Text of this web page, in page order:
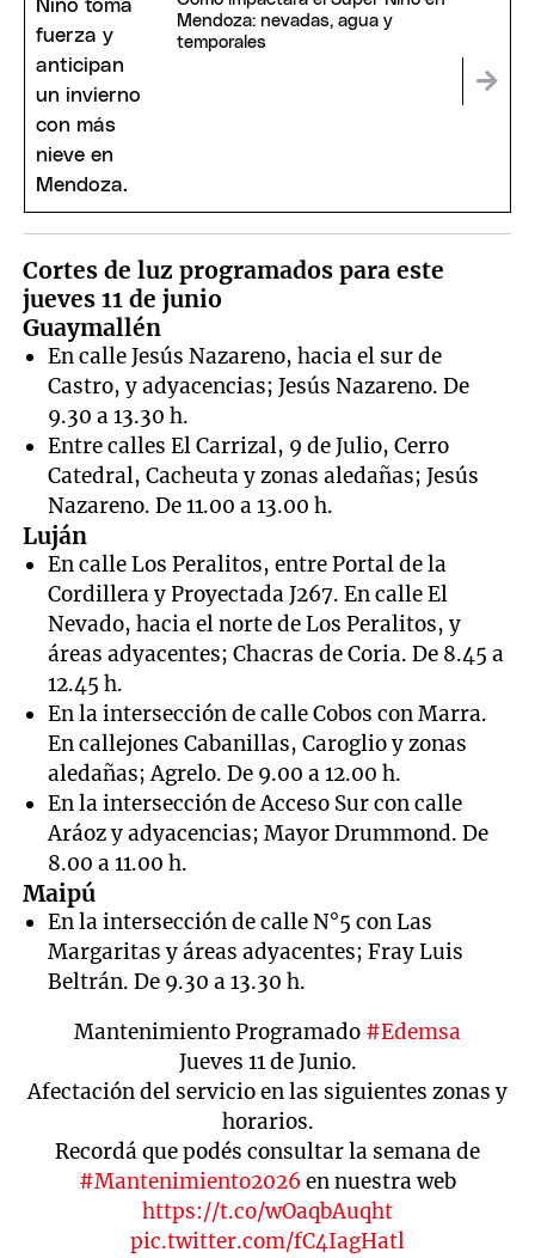
Mendoza: nevadas, agua y
temporales
Cortes de luz programados para este
jueves 11 de junio
Guaymallén
En calle Jesús Nazareno, hacia el sur de
Castro, y adyacencias; Jesús Nazareno. De
9.30 a 13.30 h.
Entre calles El Carrizal, 9 de Julio, Cerro
Catedral, Cacheuta y zonas aledañas; Jesús
Nazareno. De 11.00 a 13.00 h.
Luján
En calle Los Peralitos, entre Portal de la
Cordillera y Proyectada J267. En calle El
Nevado, hacia el norte de Los Peralitos, y
áreas adyacentes; Chacras de Coria. De 8.45 a
12.45 h.
En la intersección de calle Cobos con Marra.
En callejones Cabanillas, Caroglio y zonas
aledañas; Agrelo. De 9.00 a 12.00 h.
En la intersección de Acceso Sur con calle
Aráoz y adyacencias; Mayor Drummond. De
8.00 a 11.00 h.
Maipú
En la intersección de calle N°5 con Las
Margaritas y áreas adyacentes; Fray Luis
Beltrán. De 9.30 a 13.30 h.
Mantenimiento Programado #Edemsa
Jueves 11 de Junio.
Afectación del servicio en las siguientes zonas y
horarios.
Recordá que podés consultar la semana de
#Mantenimiento2026 en nuestra web
https://t.co/wOaqbAuqht
pic.twitter.com/fC4IagHatl